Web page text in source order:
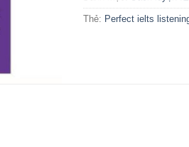
Thẻ: Perfect ielts